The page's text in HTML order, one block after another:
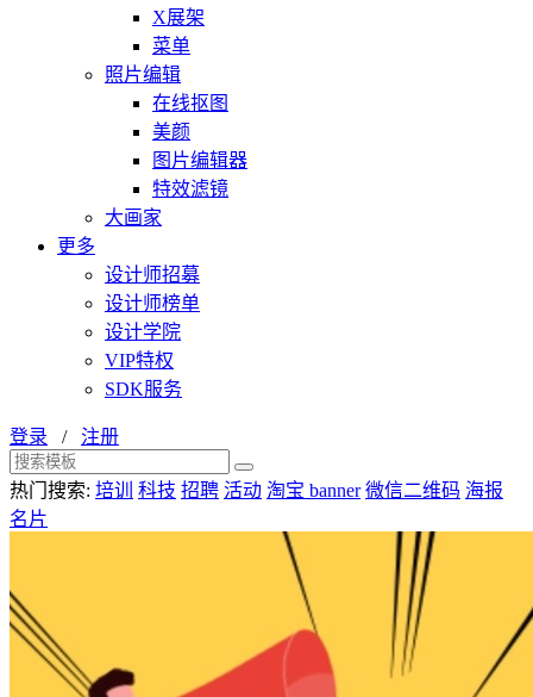
X展架
菜单
照片编辑
在线抠图
美颜
图片编辑器
特效滤镜
大画家
更多
设计师招募
设计师榜单
设计学院
VIP特权
SDK服务
登录 / 注册
热门搜索: 培训 科技 招聘 活动 淘宝 banner 微信二维码 海报
名片